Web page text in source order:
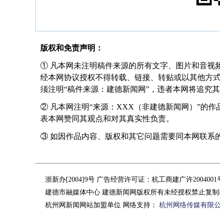
版权和免责声明：
① 凡本网未注明稿件来源的所有文字、图片和音视
经本网协议授权不得转载、链接、转贴或以其他方
须注明“稿件来源：建德新闻网”，违者本网将追究
② 凡本网注明“来源：XXX（非建德新闻网）”的作
表本网赞同其观点和对其真实性负责。
③ 如因作品内容、版权和其它问题需要同本网联系
浙新办[2004]9号 广告经营许可证：杭工商建广许
建德市融媒体中心 建德新闻网版权所有未经授权禁止复
杭州网新闻网站加盟单位 网络支持：
杭州网络传媒有限